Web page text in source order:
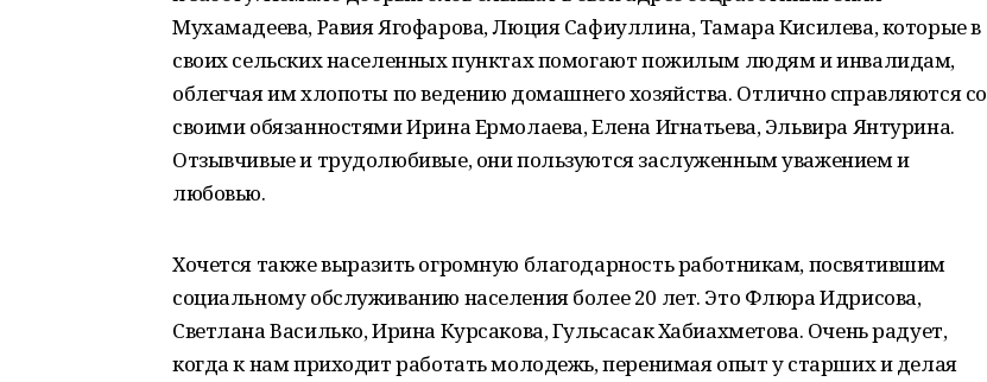
Мухамадеева, Равия Ягофарова, Люция Сафиуллина, Тамара Кисилева, которые в
своих сельских населенных пунктах помогают пожилым людям и инвалидам,
облегчая им хлопоты по ведению домашнего хозяйства. Отлично справляются со
своими обязанностями Ирина Ермолаева, Елена Игнатьева, Эльвира Янтурина.
Отзывчивые и трудолюбивые, они пользуются заслуженным уважением и
любовью.
Хочется также выразить огромную благодарность работникам, посвятившим
социальному обслуживанию населения более 20 лет. Это Флюра Идрисова,
Светлана Василько, Ирина Курсакова, Гульсасак Хабиахметова. Очень радует,
когда к нам приходит работать молодежь, перенимая опыт у старших и делая